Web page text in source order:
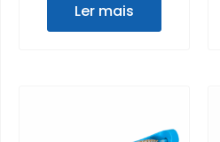
Ler mais